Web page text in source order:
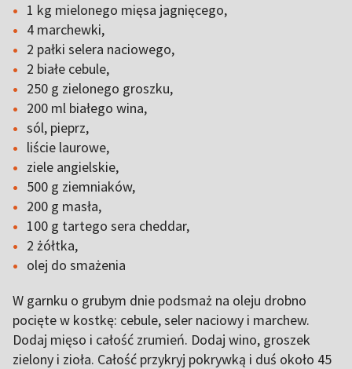
1 kg mielonego mięsa jagnięcego,
4 marchewki,
2 pałki selera naciowego,
2 białe cebule,
250 g zielonego groszku,
200 ml białego wina,
sól, pieprz,
liście laurowe,
ziele angielskie,
500 g ziemniaków,
200 g masła,
100 g tartego sera cheddar,
2 żółtka,
olej do smażenia
W garnku o grubym dnie podsmaż na oleju drobno
pocięte w kostkę: cebule, seler naciowy i marchew.
Dodaj mięso i całość zrumień. Dodaj wino, groszek
zielony i zioła. Całość przykryj pokrywką i duś około 45